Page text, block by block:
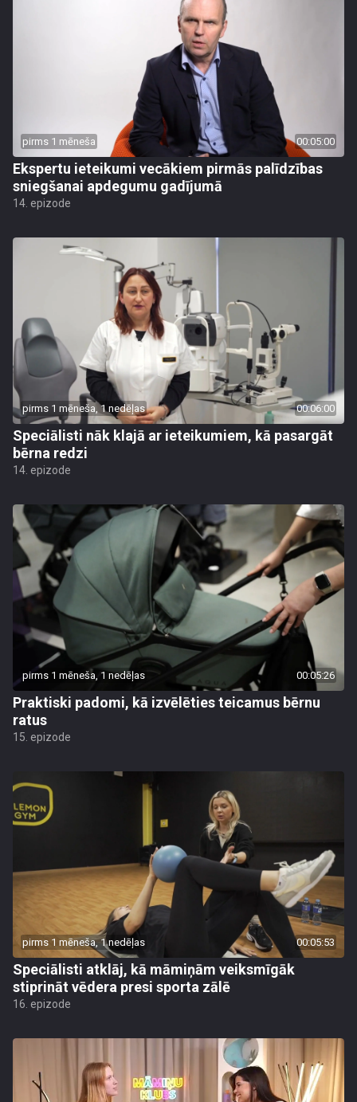
pirms 1 mēneša 00:05:00
Ekspertu ieteikumi vecākiem pirmās palīdzības
sniegšanai apdegumu gadījumā
14. epizode
pirms 1 mēneša, 1 nedēļas 00:06:00
Speciālisti nāk klajā ar ieteikumiem, kā pasargāt
bērna redzi
14. epizode
pirms 1 mēneša, 1 nedēļas 00:05:26
Praktiski padomi, kā izvēlēties teicamus bērnu
ratus
15. epizode
pirms 1 mēneša, 1 nedēļas 00:05:53
Speciālisti atklāj, kā māmiņām veiksmīgāk
stiprināt vēdera presi sporta zālē
16. epizode